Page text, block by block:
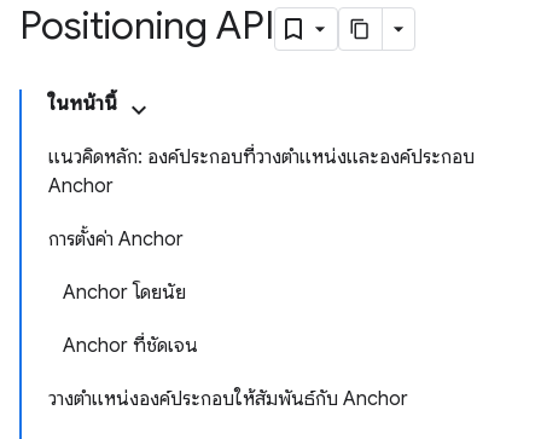
Positioning API
ในหน้านี้
แนวคิดหลัก: องค์ประกอบที่วางตำแหน่งและองค์ประกอบ
Anchor
การตั้งค่า Anchor
Anchor โดยนัย
Anchor ที่ชัดเจน
วางตําแหน่งองค์ประกอบให้สัมพันธ์กับ Anchor